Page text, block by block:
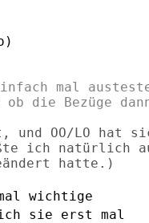
mal
und OO/LO hat
ich natürlich
wichtige
ich sie erst mal